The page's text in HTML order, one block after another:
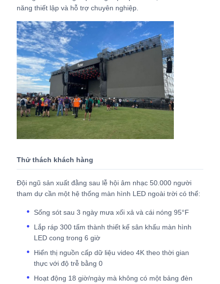
Tin tức
Các trường hợp
Yêu cầu báo giá
Màn hình treo tường LED
Màn hình LED cho buổi hòa nhạc
Thuê màn hình LED sân khấu
Màn hình LED trong suốt
năng thiết lập và hỗ trợ chuyên nghiệp.
Thử thách khách hàng
Đội ngũ sản xuất đằng sau lễ hội âm nhạc 50.000 người
tham dự cần một hệ thống màn hình LED ngoài trời có thể:
Sống sót sau 3 ngày mưa xối xả và cái nóng 95°F
Lắp ráp 300 tấm thành thiết kế sân khấu màn hình
LED cong trong 6 giờ
Hiển thị nguồn cấp dữ liệu video 4K theo thời gian
thực với độ trễ bằng 0
Hoạt động 18 giờ/ngày mà không có một bảng đèn